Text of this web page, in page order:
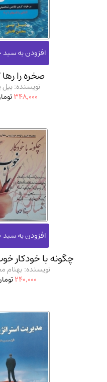
صخره را
نویسنده:
348,000
چگونه با خودکار
نویسنده: بهنام
240,000